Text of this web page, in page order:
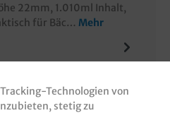
22mm, 1.010ml Inhalt,
für Bäc… Mehr
Technologien von
stetig zu